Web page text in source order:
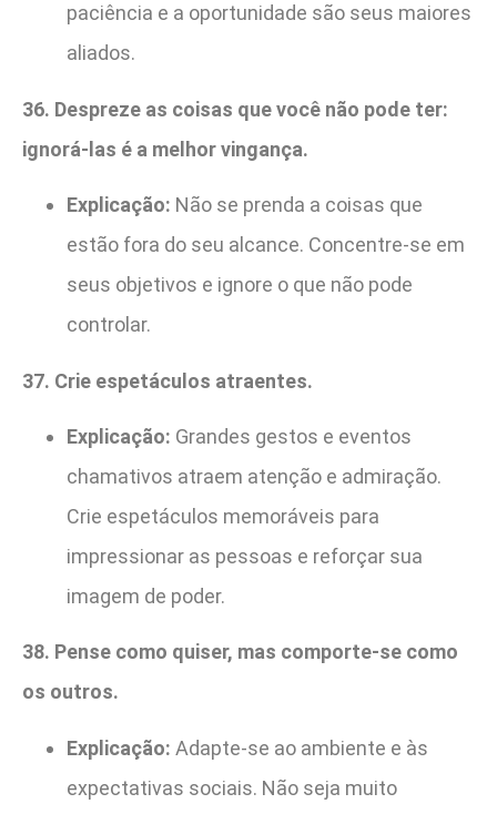
paciência e a oportunidade são seus maiores
aliados.
36. Despreze as coisas que você não pode ter:
ignorá-las é a melhor vingança.
Explicação: Não se prenda a coisas que
estão fora do seu alcance. Concentre-se em
seus objetivos e ignore o que não pode
controlar.
37. Crie espetáculos atraentes.
Explicação: Grandes gestos e eventos
chamativos atraem atenção e admiração.
Crie espetáculos memoráveis para
impressionar as pessoas e reforçar sua
imagem de poder.
38. Pense como quiser, mas comporte-se como
os outros.
Explicação: Adapte-se ao ambiente e às
expectativas sociais. Não seja muito